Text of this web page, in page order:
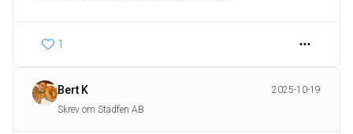
1
Bert K
2025-10-19
Skrev om Städfen AB